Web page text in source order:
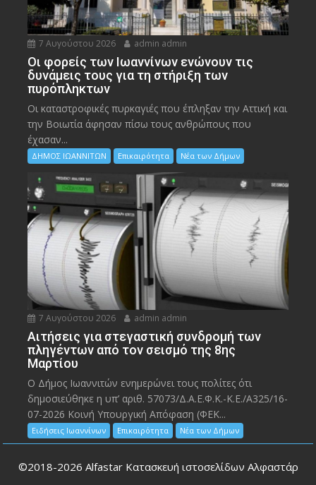
7 Αυγούστου 2026 admin admin
Οι φορείς των Ιωαννίνων ενώνουν τις
δυνάμεις τους για τη στήριξη των
πυρόπληκτων
Οι καταστροφικές πυρκαγιές που έπληξαν την Αττική και
την Bοιωτία άφησαν πίσω τους ανθρώπους που
έχασαν...
ΔΗΜΟΣ ΙΩΑΝΝΙΤΩΝ Επικαιρότητα Νέα των Δήμων
7 Αυγούστου 2026 admin admin
Αιτήσεις για στεγαστική συνδρομή των
πληγέντων από τον σεισμό της 8ης
Μαρτίου
Ο Δήμος Ιωαννιτών ενημερώνει τους πολίτες ότι
δημοσιεύθηκε η υπ’ αριθ. 57073/Δ.Α.Ε.Φ.Κ.-Κ.Ε./Α325/16-
07-2026 Κοινή Υπουργική Απόφαση (ΦΕΚ...
Ειδήσεις Ιωαννίνων Επικαιρότητα Νέα των Δήμων
©2018-2026 Alfastar Κατασκευή ιστοσελίδων Αλφαστάρ